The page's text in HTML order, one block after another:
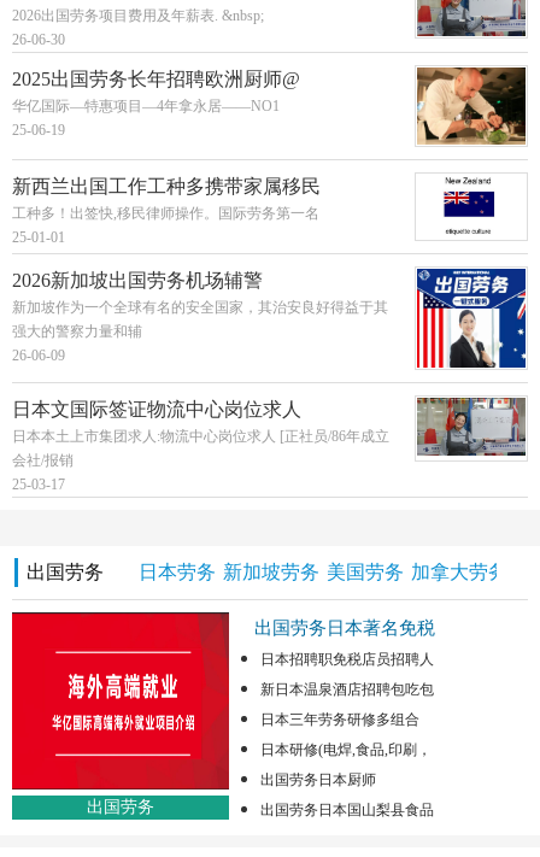
2026出国劳务项目费用及年薪表. &nbsp;
26-06-30
2025出国劳务长年招聘欧洲厨师@
华亿国际—特惠项目—4年拿永居——NO1
25-06-19
新西兰出国工作工种多携带家属移民
工种多！出签快,移民律师操作。国际劳务第一名
25-01-01
2026新加坡出国劳务机场辅警
新加坡作为一个全球有名的安全国家，其治安良好得益于其
强大的警察力量和辅
26-06-09
日本文国际签证物流中心岗位求人
日本本土上市集团求人:物流中心岗位求人 [正社员/86年成立
会社/报销
25-03-17
出国劳务 日本劳务 新加坡劳务 美国劳务 加拿大劳务
出国劳务
出国劳务日本著名免税
日本招聘职免税店员招聘人
新日本温泉酒店招聘包吃包
日本三年劳务研修多组合
日本研修(电焊,食品,印刷，
出国劳务日本厨师
出国劳务日本国山梨县食品